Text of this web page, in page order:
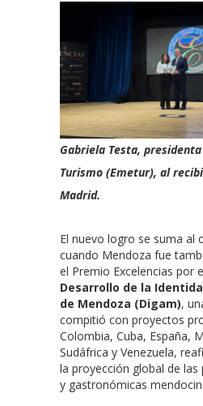
Gabriela Testa,
Turismo (Emetur), al
Madrid.
El nuevo logro se suma al
cuando Mendoza fue
el Premio Excelencias por
Desarrollo de la
de Mendoza (Digam),
compitió con proyectos
Colombia, Cuba, España,
Sudáfrica y Venezuela,
la proyección global de las
y gastronómicas